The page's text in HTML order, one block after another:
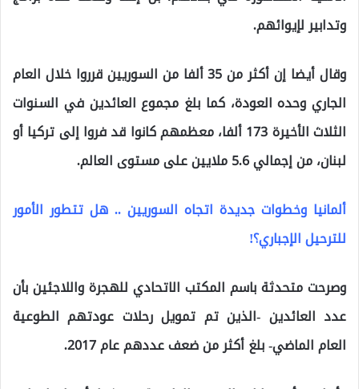
وتدابير لإيوائهم.
وقال أيضا إن أكثر من 35 ألفا من السوريين قرروا خلال العام
الجاري وحده العودة، كما بلغ مجموع العائدين في السنوات
الثلاث الأخيرة 173 ألفا، معظمهم كانوا قد فروا إلى تركيا أو
لبنان، من إجمالي 5.6 ملايين على مستوى العالم.
ألمانيا وخطوات جديدة اتجاه السوريين .. هل تتطور الأمور
للترحيل الإجباري؟!
وصرحت متحدثة باسم المكتب الاتحادي للهجرة واللاجئين بأن
عدد العائدين -الذين تم تمويل رحلات عودتهم الطوعية
العام الماضي- بلغ أكثر من ضعف عددهم عام 2017.